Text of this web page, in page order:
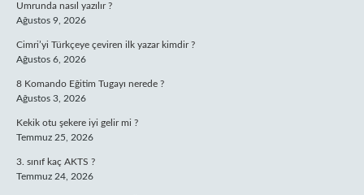
Umrunda nasıl yazılır ?
Ağustos 9, 2026
Cimri’yi Türkçeye çeviren ilk yazar kimdir ?
Ağustos 6, 2026
8 Komando Eğitim Tugayı nerede ?
Ağustos 3, 2026
Kekik otu şekere iyi gelir mi ?
Temmuz 25, 2026
3. sınıf kaç AKTS ?
Temmuz 24, 2026